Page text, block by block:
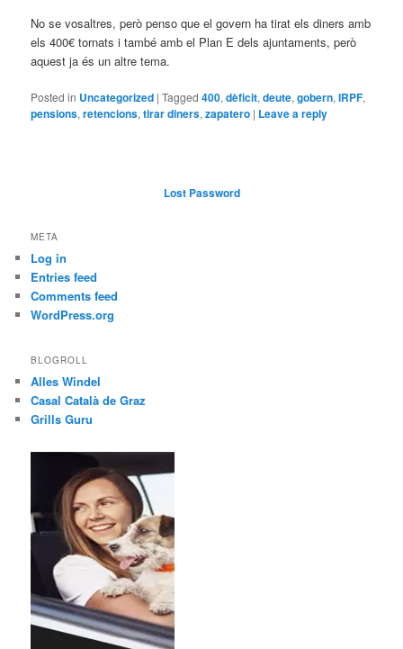
No se vosaltres, però penso que el govern ha tirat els diners amb
els 400€ tornats i també amb el Plan E dels ajuntaments, però
aquest ja és un altre tema.
Posted in Uncategorized |Tagged 400,dèficit,deute,gobern,IRPF,
pensions,retencions,tirar diners,zapatero | Leave a reply
Lost Password
META
Log in
Entries feed
Comments feed
WordPress.org
BLOGROLL
Alles Windel
Casal Català de Graz
Grills Guru